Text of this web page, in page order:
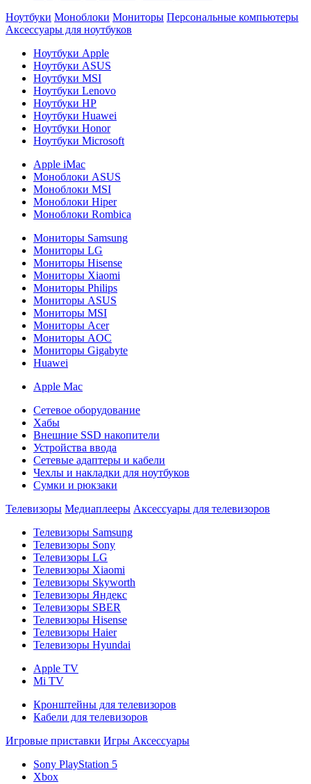
Ноутбуки Моноблоки Мониторы Персональные компьютеры
Аксессуары для ноутбуков
Ноутбуки Apple
Ноутбуки ASUS
Ноутбуки MSI
Ноутбуки Lenovo
Ноутбуки HP
Ноутбуки Huawei
Ноутбуки Honor
Ноутбуки Microsoft
Apple iMac
Моноблоки ASUS
Моноблоки MSI
Моноблоки Hiper
Моноблоки Rombica
Мониторы Samsung
Мониторы LG
Мониторы Hisense
Мониторы Xiaomi
Мониторы Philips
Мониторы ASUS
Мониторы MSI
Мониторы Acer
Мониторы AOC
Мониторы Gigabyte
Huawei
Apple Mac
Сетевое оборудование
Хабы
Внешние SSD накопители
Устройства ввода
Сетевые адаптеры и кабели
Чехлы и накладки для ноутбуков
Сумки и рюкзаки
Телевизоры Медиаплееры Аксессуары для телевизоров
Телевизоры Samsung
Телевизоры Sony
Телевизоры LG
Телевизоры Xiaomi
Телевизоры Skyworth
Телевизоры Яндекс
Телевизоры SBER
Телевизоры Hisense
Телевизоры Haier
Телевизоры Hyundai
Apple TV
Mi TV
Кронштейны для телевизоров
Кабели для телевизоров
Игровые приставки Игры Аксессуары
Sony PlayStation 5
Xbox